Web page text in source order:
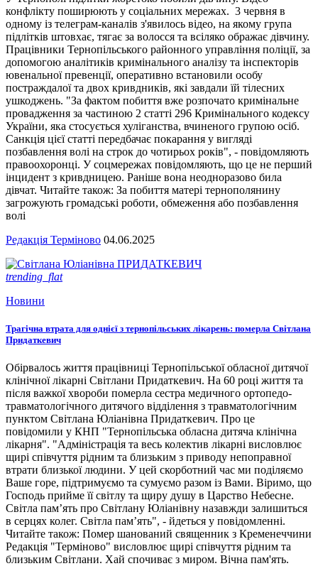
конфлікту поширюють у соціальних мережах. 3 червня в
одному із телеграм-каналів з'явилось відео, на якому група
підлітків штовхає, тягає за волосся та всіляко ображає дівчину.
Працівники Тернопільського районного управління поліції, за
допомогою аналітиків кримінального аналізу та інспекторів
ювенальної превенції, оперативно встановили особу
постраждалої та двох кривдників, які завдали їй тілесних
ушкоджень. "За фактом побиття вже розпочато кримінальне
провадження за частиною 2 статті 296 Кримінального кодексу
України, яка стосується хуліганства, вчиненого групою осіб.
Санкція цієї статті передбачає покарання у вигляді
позбавлення волі на строк до чотирьох років", - повідомляють
правоохоронці. У соцмережах повідомляють, що це не перший
інцидент з кривдницею. Раніше вона неодноразово била
дівчат. Читайте також: За побиття матері тернополянину
загрожують громадські роботи, обмеження або позбавлення
волі
Редакція Терміново 04.06.2025
trending_flat
Новини
Трагічна втрата для однієї з тернопільських лікарень: померла Світлана
Придаткевич
Обірвалось життя працівниці Тернопільської обласної дитячої
клінічної лікарні Світлани Придаткевич. На 60 році життя та
після важкої хвороби померла сестра медичного ортопедо-
травматологічного дитячого відділення з травматологічним
пунктом Світлана Юліанівна Придаткевич. Про це
повідомили у КНП "Тернопільська обласна дитяча клінічна
лікарня". "Адміністрація та весь колектив лікарні висловлює
щирі співчуття рідним та близьким з приводу непоправної
втрати близької людини. У цей скорботний час ми поділяємо
Ваше горе, підтримуємо та сумуємо разом із Вами. Віримо, що
Господь прийме її світлу та щиру душу в Царство Небесне.
Світла пам’ять про Світлану Юліанівну назавжди залишиться
в серцях колег. Світла пам’ять", - йдеться у повідомленні.
Читайте також: Помер шанований священник з Кременеччини
Редакція "Терміново" висловлює щирі співчуття рідним та
близьким Світлани. Хай спочиває з миром. Вічна пам'ять.